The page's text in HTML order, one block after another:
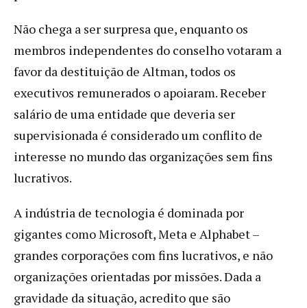
Não chega a ser surpresa que, enquanto os
membros independentes do conselho votaram a
favor da destituição de Altman, todos os
executivos remunerados o apoiaram. Receber
salário de uma entidade que deveria ser
supervisionada é considerado um conflito de
interesse no mundo das organizações sem fins
lucrativos.
A indústria de tecnologia é dominada por
gigantes como Microsoft, Meta e Alphabet –
grandes corporações com fins lucrativos, e não
organizações orientadas por missões. Dada a
gravidade da situação, acredito que são